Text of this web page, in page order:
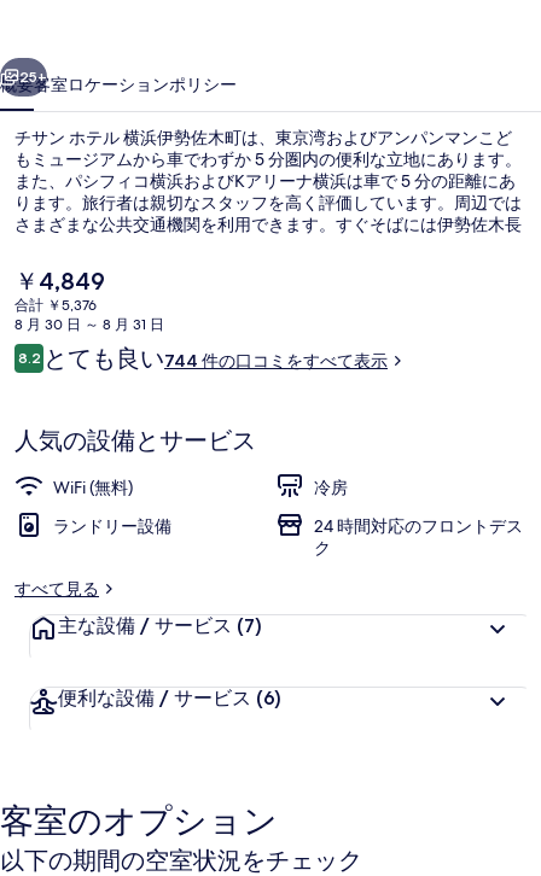
浜
伊
勢
佐
木
町
の
写
真
ギ
ャ
ラ
リ
ー
25+
概要客室ロケーションポリシー
チサン ホテル 横浜伊勢佐木町は、東京湾およびアンパンマンこど
もミュージアムから車でわずか 5 分圏内の便利な立地にあります。
また、パシフィコ横浜およびKアリーナ横浜は車で 5 分の距離にあ
ります。旅行者は親切なスタッフを高く評価しています。周辺では
さまざまな公共交通機関を利用できます。すぐそばには伊勢佐木長
現
在
の
料
金
で
す
￥4,849
合計 ￥5,376
8 月 30 日 ～ 8 月 31 日
口
コ
8.210段階中8.2
とても良い744 件の口コミをすべて表示
人気の設備とサービス
WiFi (無料)
冷房
ランドリー設備
24 時間対応のフロントデス
ク
すべて見る
主な設備 / サービス (7)
便利な設備 / サービス (6)
客室のオプション
以下の期間の空室状況をチェック